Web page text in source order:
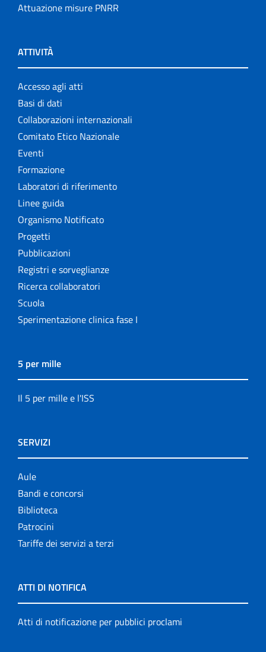
Attuazione misure PNRR
ATTIVITÀ
Accesso agli atti
Basi di dati
Collaborazioni internazionali
Comitato Etico Nazionale
Eventi
Formazione
Laboratori di riferimento
Linee guida
Organismo Notificato
Progetti
Pubblicazioni
Registri e sorveglianze
Ricerca collaboratori
Scuola
Sperimentazione clinica fase I
5 per mille
Il 5 per mille e l'ISS
SERVIZI
Aule
Bandi e concorsi
Biblioteca
Patrocini
Tariffe dei servizi a terzi
ATTI DI NOTIFICA
Atti di notificazione per pubblici proclami